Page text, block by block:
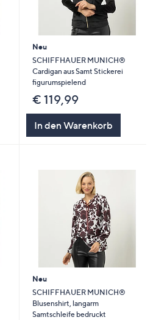
Neu
SCHIFFHAUER MUNICH®
Cardigan aus Samt Stickerei
figurumspielend
€ 119,99
In den Warenkorb
Neu
SCHIFFHAUER MUNICH®
Blusenshirt, langarm
Samtschleife bedruckt